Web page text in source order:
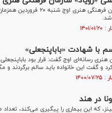
سامانه آموزشی «رویاد»
شد.
با شهادت «باباپنجعلی»
و گفت این خانواده باید سالم برگردند و
در هند